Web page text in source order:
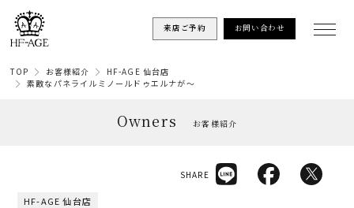
来店ご予約 お問い合わせ
TOP お客様紹介
HF-AGE 仙台店
素敵なパネライルミノールドゥエルナが～
Owners お客様紹介
HF-AGE 仙台店
SHARE